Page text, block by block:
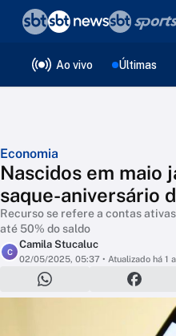
Ao vivo Últimas
Economia
Nascidos em maio
saque-aniversário
Recurso se refere a contas
até 50% do saldo
C
Camila Stucaluc
02/05/2025, 05:37 • Atualizado há 1
❮voltar
Editorias